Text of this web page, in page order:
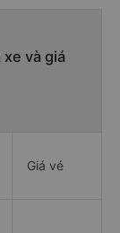
và giá
Giá vé